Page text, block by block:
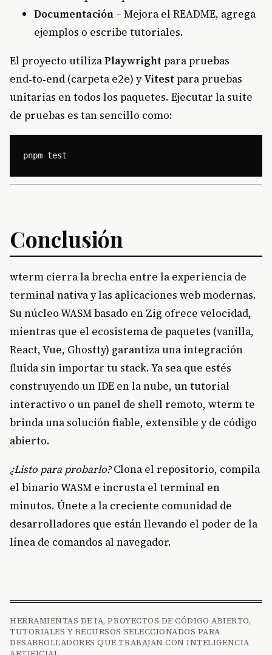
Documentación – Mejora el README, agrega
ejemplos o escribe tutoriales.
El proyecto utilizaPlaywright para pruebas
end‑to‑end (carpeta e2e) yVitest para pruebas
unitarias en todos los paquetes. Ejecutar la suite
de pruebas es tan sencillo como:
Conclusión
wterm cierra la brecha entre la experiencia de
terminal nativa y las aplicaciones web modernas.
Su núcleo WASM basado en Zig ofrece velocidad,
mientras que el ecosistema de paquetes (vanilla,
React, Vue, Ghostty) garantiza una integración
fluida sin importar tu stack. Ya sea que estés
construyendo un IDE en la nube, un tutorial
interactivo o un panel de shell remoto, wterm te
brinda una solución fiable, extensible y de código
abierto.
¿Listo para probarlo?Clona el repositorio, compila
el binario WASM e incrusta el terminal en
minutos. Únete a la creciente comunidad de
desarrolladores que están llevando el poder de la
línea de comandos al navegador.
HERRAMIENTAS DE IA, PROYECTOS DE CÓDIGO ABIERTO,
TUTORIALES Y RECURSOS SELECCIONADOS PARA
DESARROLLADORES QUE TRABAJAN CON INTELIGENCIA